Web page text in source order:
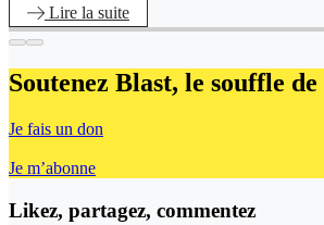
Lire la suite
Soutenez Blast, le souffle de
Je fais un don
Je m’abonne
Likez, partagez, commentez